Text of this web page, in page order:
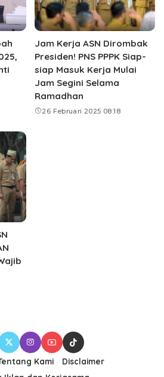
Jam Kerja ASN Dirombak
Presiden! PNS PPPK Siap-
siap Masuk Kerja Mulai
Jam Segini Selama
Ramadhan
26 Februari 2025 08:18
Kami
Disclaimer